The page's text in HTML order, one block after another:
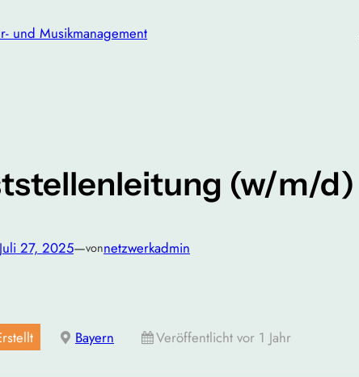
und Musikmanagement
(w/m/d)
Juli 27, 2025—vonnetzwerkadmin
Bayern Veröffentlicht vor 1 Jahr